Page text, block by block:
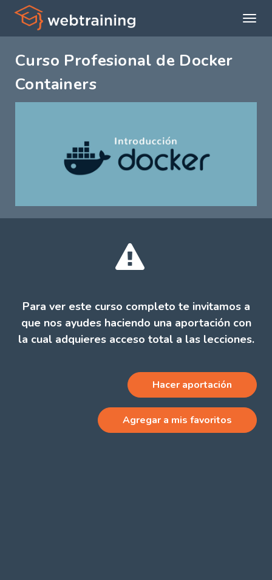
Curso Profesional de Docker
Containers
Para ver este curso completo te invitamos a
que nos ayudes haciendo una aportación con
la cual adquieres acceso total a las lecciones.
Hacer aportación
Agregar a mis favoritos